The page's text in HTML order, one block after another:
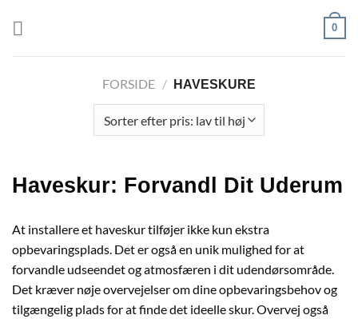
0
FORSIDE / HAVESKURE
Haveskur: Forvandl Dit Uderum
At installere et haveskur tilføjer ikke kun ekstra
opbevaringsplads. Det er også en unik mulighed for at
forvandle udseendet og atmosfæren i dit udendørsområde.
Det kræver nøje overvejelser om dine opbevaringsbehov og
tilgængelig plads for at finde det ideelle skur. Overvej også